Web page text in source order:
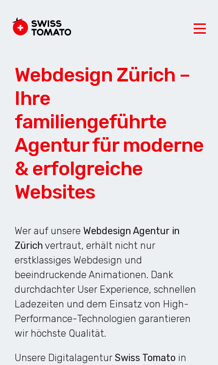
Webdesign Zürich –
Ihre
familiengeführte
Agentur für moderne
& erfolgreiche
Websites
Wer auf unsere Webdesign Agentur in
Zürich vertraut, erhält nicht nur
erstklassiges Webdesign und
beeindruckende Animationen. Dank
durchdachter User Experience, schnellen
Ladezeiten und dem Einsatz von High-
Performance-Technologien garantieren
wir höchste Qualität.
Unsere Digitalagentur Swiss Tomato in